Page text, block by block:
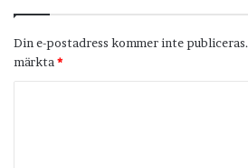
Din e-postadress kommer inte publiceras.
märkta *